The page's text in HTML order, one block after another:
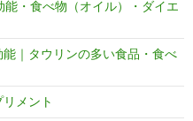
・食べ物（オイル）・ダイエ
｜タウリンの多い食品・食べ
メント